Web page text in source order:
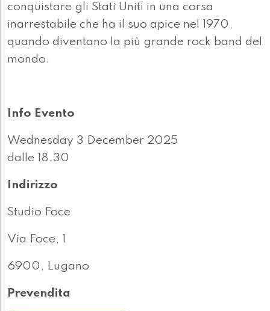
conquistare gli Stati Uniti in una corsa
inarrestabile che ha il suo apice nel 1970,
quando diventano la più grande rock band del
mondo.
Info Evento
Wednesday 3 December 2025
dalle 18.30
Indirizzo
Studio Foce
Via Foce, 1
6900, Lugano
Prevendita